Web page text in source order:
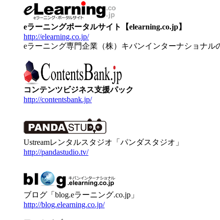
eラーニングポータルサイト【elearning.co.jp】
http://elearning.co.jp/
eラーニング専門企業（株）キバンインターナショナル
コンテンツビジネス支援パック
http://contentsbank.jp/
Ustreamレンタルスタジオ「パンダスタジオ」
http://pandastudio.tv/
ブログ「blog.eラーニング.co.jp」
http://blog.elearning.co.jp/